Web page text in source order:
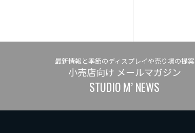
最新情報と季節のディスプレイや売り場の提案
小売店向け メールマガジン
STUDIO M’ NEWS